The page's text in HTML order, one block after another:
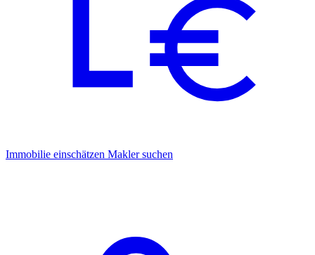
Immobilie einschätzen Makler suchen